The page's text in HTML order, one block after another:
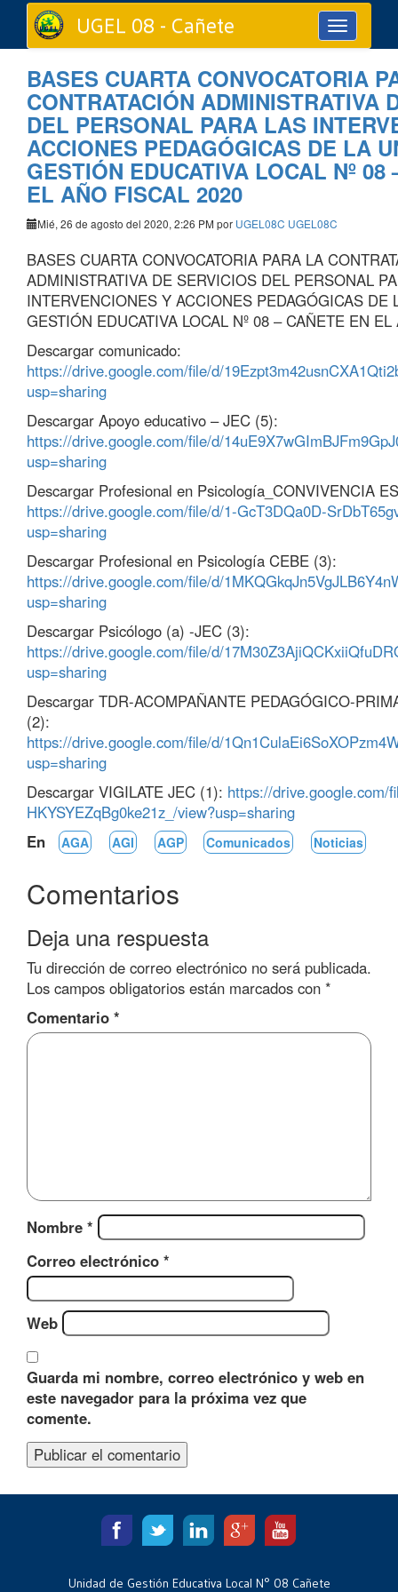
Toggle
navigation
UGEL 08 - Cañete
BASES CUARTA CONVOCATORIA
CONTRATACIÓN ADMINISTRATIVA
DEL PERSONAL PARA LAS
ACCIONES PEDAGÓGICAS DE LA
GESTIÓN EDUCATIVA LOCAL Nº 08
EL AÑO FISCAL 2020
Mié, 26 de agosto del 2020, 2:26 PM por UGEL08C UGEL08C
BASES CUARTA CONVOCATORIA PARA LA
ADMINISTRATIVA DE SERVICIOS DEL PERSONAL
INTERVENCIONES Y ACCIONES PEDAGÓGICAS DE
GESTIÓN EDUCATIVA LOCAL Nº 08 – CAÑETE EN
Descargar comunicado:
https://drive.google.com/file/d/
usp=sharing
Descargar Apoyo educativo – JEC (5):
https://drive.google.com/file/d/
usp=sharing
Descargar Profesional en Psicología_CONVIVENCIA
https://drive.google.com/file/d/1-GcT3DQa0D-
usp=sharing
Descargar Profesional en Psicología CEBE (3):
https://drive.google.com/file/d/
usp=sharing
Descargar Psicólogo (a) -JEC (3):
https://drive.google.com/file/d/
usp=sharing
Descargar TDR-ACOMPAÑANTE PEDAGÓGICO-
(2):
https://drive.google.com/file/d/
usp=sharing
Descargar VIGILATE JEC (1): https://drive.google.com/
HKYSYEZqBg0ke21z_/view?usp=sharing
En
AGA AGI AGP Comunicados Noticias
Comentarios
Deja una respuesta
Tu dirección de correo electrónico no será publicada.
Los campos obligatorios están marcados con *
Comentario *
Nombre *
Correo electrónico *
Web
Guarda mi nombre, correo electrónico y web en
este navegador para la próxima vez que
comente.
Unidad de Gestión Educativa Local N° 08 Cañete